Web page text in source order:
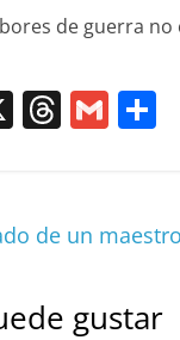
de guerra
X T
a
s
G
l p
tir
de un
gustar